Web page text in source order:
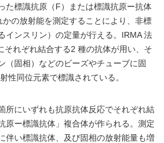
た標識抗原（F）または標識抗原ー抗体
の放射能を測定することにより、非標
インスリン）の定量が行える。IRMA 法
それぞれ結合する2 種の抗体が用い、そ
（固相）などのビーズやチューブに固
性同位元素で標識されている。
所にいずれも抗原抗体反応でそれぞれ結
原ー標識抗体」複合体が作られる。測定
伴い標識抗体、及び固相の放射能量も増